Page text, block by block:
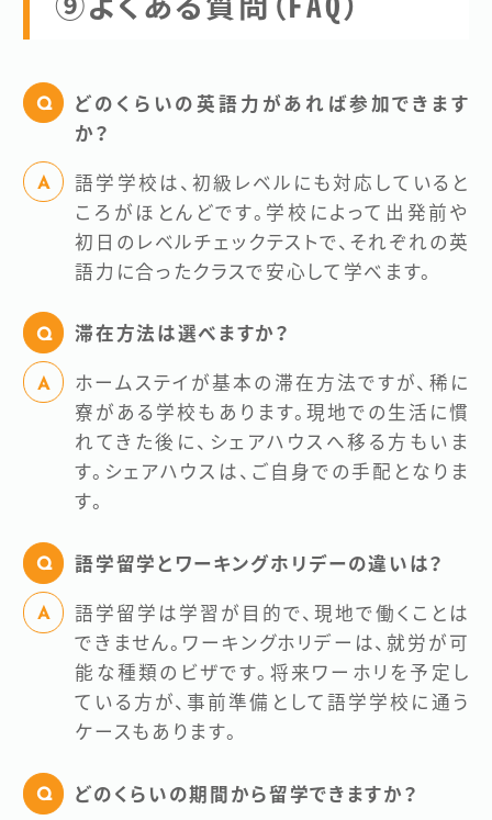
どのくらいの英語力があれば参加できます
か？
語学学校は、初級レベルにも対応していると
ころがほとんどです。学校によって出発前や
初日のレベルチェックテストで、それぞれの英
語力に合ったクラスで安心して学べます。
滞在方法は選べますか？
ホームステイが基本の滞在方法ですが、稀に
寮がある学校もあります。現地での生活に慣
れてきた後に、シェアハウスへ移る方もいま
す。シェアハウスは、ご自身での手配となりま
す。
語学留学とワーキングホリデーの違いは？
語学留学は学習が目的で、現地で働くことは
できません。ワーキングホリデーは、就労が可
能な種類のビザです。将来ワーホリを予定し
ている方が、事前準備として語学学校に通う
ケースもあります。
どのくらいの期間から留学できますか？